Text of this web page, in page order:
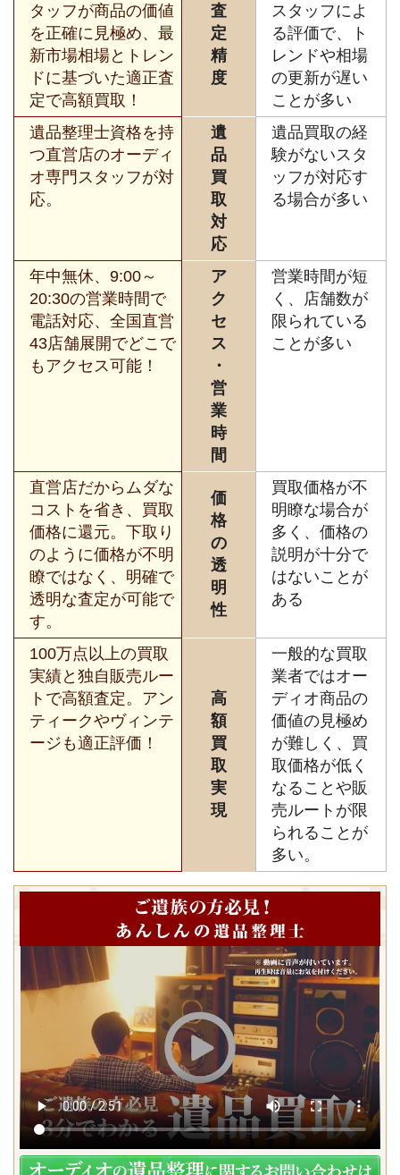
タッフが商品の価値
を正確に見極め、最
新市場相場とトレン
ドに基づいた適正査
定で高額買取！
査
定
精
度
スタッフによ
る評価で、ト
レンドや相場
の更新が遅い
ことが多い
遺品整理士資格を持
つ直営店のオーディ
オ専門スタッフが対
応。
遺
品
買
取
対
応
遺品買取の経
験がないスタ
ッフが対応す
る場合が多い
年中無休、9:00～
20:30の営業時間で
電話対応、全国直営
43店舗展開でどこで
もアクセス可能！
ア
ク
セ
ス
・
営
業
時
間
営業時間が短
く、店舗数が
限られている
ことが多い
直営店だからムダな
コストを省き、買取
価格に還元。下取り
のように価格が不明
瞭ではなく、明確で
透明な査定が可能で
す。
価
格
の
透
明
性
買取価格が不
明瞭な場合が
多く、価格の
説明が十分で
はないことが
ある
100万点以上の買取
実績と独自販売ルー
トで高額査定。アン
ティークやヴィンテ
ージも適正評価！
高
額
買
取
実
現
一般的な買取
業者ではオー
ディオ商品の
価値の見極め
が難しく、買
取価格が低く
なることや販
売ルートが限
られることが
多い。